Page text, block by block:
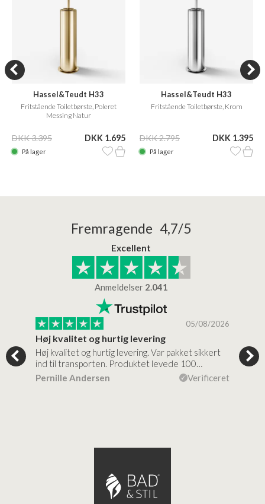
Hassel&Teudt H33
Fritstående Toiletbørste, Poleret
Messing Natur
DKK 3.395 DKK 1.695
På lager
Hassel&Teudt H33
Fritstående Toiletbørste, Krom
DKK 2.795 DKK 1.395
På lager
Fremragende 4,7/5
Excellent
Anmeldelser 2.041
05/08/2026
Høj kvalitet og hurtig levering
Høj kvalitet og hurtig levering. Var pakket sikkert
ind til transporten. Produktet levede 100…
Pernille Andersen
Verificeret